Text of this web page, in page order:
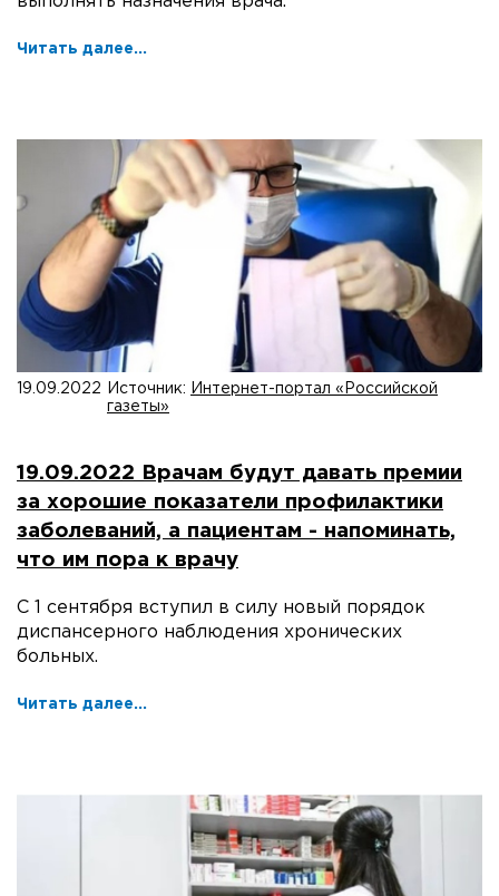
Читать далее...
19.09.2022 Источник:
Интернет-портал «Российской
газеты»
19.09.2022 Врачам будут давать премии
за хорошие показатели профилактики
заболеваний, а пациентам - напоминать,
что им пора к врачу
С 1 сентября вступил в силу новый порядок
диспансерного наблюдения хронических
больных.
Читать далее...